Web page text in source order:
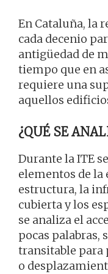
En Cataluña, la
cada decenio
antigüedad de
tiempo que en
requiere una
aquellos
¿QUÉ SE
Durante la ITE
elementos de
estructura, la
cubierta y los
se analiza el
pocas palabras,
transitable para
o